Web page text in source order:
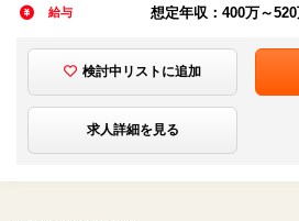
給与 想定年収：400万～
検討中リストに追加
求人詳細を見る